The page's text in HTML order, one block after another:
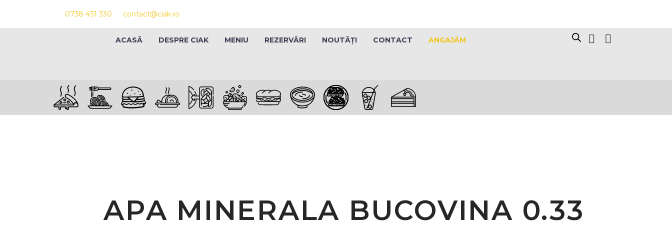
0738 431 330 contact@ciak.ro
ACASĂ DESPRE CIAK MENIU REZERVĂRI NOUTĂȚI CONTACT ANGAJĂM
APA MINERALA BUCOVINA 0.33